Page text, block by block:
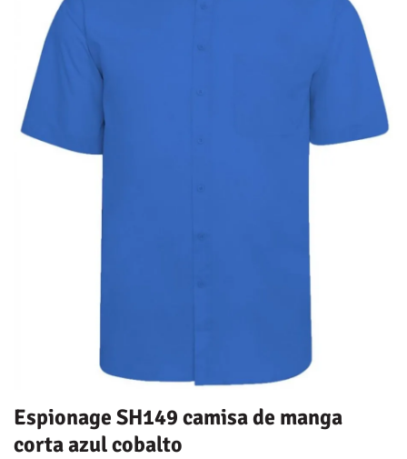
Espionage SH149 camisa de manga
corta azul cobalto